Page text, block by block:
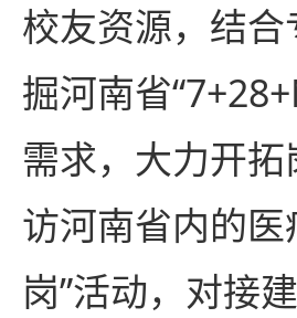
校友资源，结
掘河南省
需求，大力开
访河南省内的
岗”活动，对接